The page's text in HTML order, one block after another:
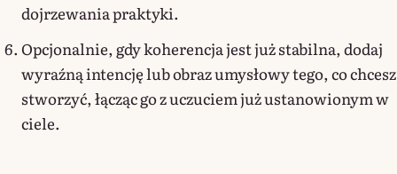
dojrzewania praktyki.
Opcjonalnie, gdy koherencja jest już stabilna, dodaj
wyraźną intencję lub obraz umysłowy tego, co chcesz
stworzyć, łącząc go z uczuciem już ustanowionym w
ciele.